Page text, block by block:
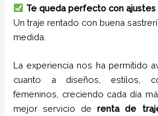
Te queda perfecto con ajustes
Un traje rentado con buena
medida.
La experiencia nos ha permitido
cuanto a diseños, estilos,
femeninos, creciendo cada día
mejor servicio derenta de